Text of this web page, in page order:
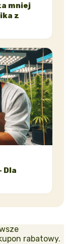
mniej
z
Dla
rabatowy.